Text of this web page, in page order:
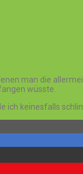
man die
wüsste.
keinesfalls